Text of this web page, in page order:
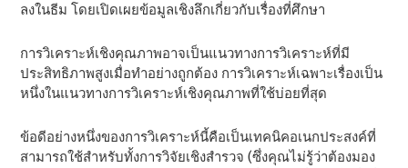
ลงในธีม โดยเปิดเผยข้อมูลเชิงลึกเกี่ยวกับเรื่องที่ศึกษา
การวิเคราะห์เชิงคุณภาพอาจเป็นแนวทางการวิเคราะห์ที่มี
ประสิทธิภาพสูงเมื่อทําอย่างถูกต้อง การวิเคราะห์เฉพาะเรื่องเป็น
หนึ่งในแนวทางการวิเคราะห์เชิงคุณภาพที่ใช้บ่อยที่สุด
ข้อดีอย่างหนึ่งของการวิเคราะห์นี้คือเป็นเทคนิคอเนกประสงค์ที่
สามารถใช้สําหรับทั้งการวิจัยเชิงสํารวจ (ซึ่งคุณไม่รู้ว่าต้องมอง